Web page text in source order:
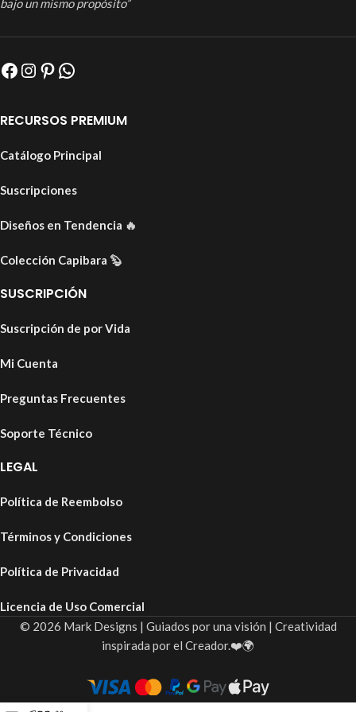
bajo un mismo propósito”
RECURSOS PREMIUM
Catálogo Principal
Suscripciones
Diseños en Tendencia 🔥
Colección Capibara 🦫
SUSCRIPCIÓN
Suscripción de por Vida
Mi Cuenta
Preguntas Frecuentes
Soporte Técnico
LEGAL
Política de Reembolso
Términos y Condiciones
Política de Privacidad
Licencia de Uso Comercial
© 2026 Mark Designs | Guiados por una visión | Creatividad
inspirada por el Creador.❤️🌍